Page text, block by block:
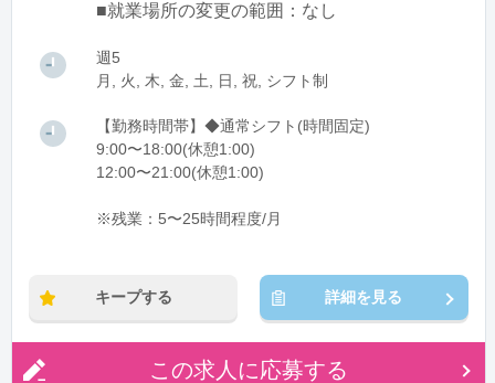
■就業場所の変更の範囲：なし
週5
月, 火, 木, 金, 土, 日, 祝, シフト制
【勤務時間帯】◆通常シフト(時間固定)
9:00〜18:00(休憩1:00)
12:00〜21:00(休憩1:00)
※残業：5〜25時間程度/月
キープする 詳細を見る
この求人に応募する